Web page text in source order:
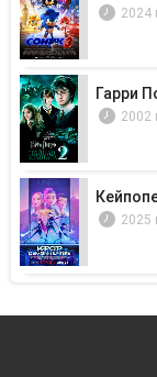
2024
Гарри
2002
2025